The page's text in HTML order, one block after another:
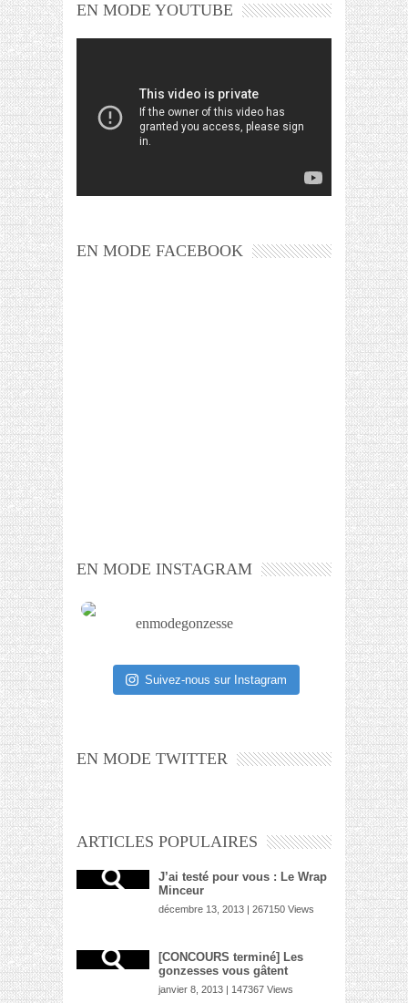
EN MODE YOUTUBE
EN MODE FACEBOOK
EN MODE INSTAGRAM
enmodegonzesse
Suivez-nous sur Instagram
EN MODE TWITTER
ARTICLES POPULAIRES
J’ai testé pour vous : Le Wrap
Minceur
décembre 13, 2013 | 267150 Views
[CONCOURS terminé] Les
gonzesses vous gâtent
janvier 8, 2013 | 147367 Views